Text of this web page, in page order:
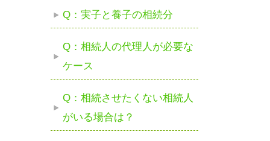
Q：実子と養子の相続分
Q：相続人の代理人が必要な
ケース
Q：相続させたくない相続人
がいる場合は？